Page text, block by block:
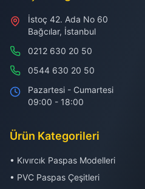
İstoç 42. Ada No 60
Bağcılar, İstanbul
0212 630 20 50
0544 630 20 50
Pazartesi - Cumartesi
09:00 - 18:00
Ürün Kategorileri
• Kıvırcık Paspas Modelleri
• PVC Paspas Çeşitleri